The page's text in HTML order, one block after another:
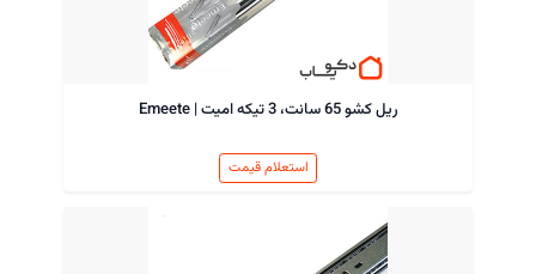
ریل کشو 65 سانت، 3 تیکه امیت | Emeete
استعلام قیمت